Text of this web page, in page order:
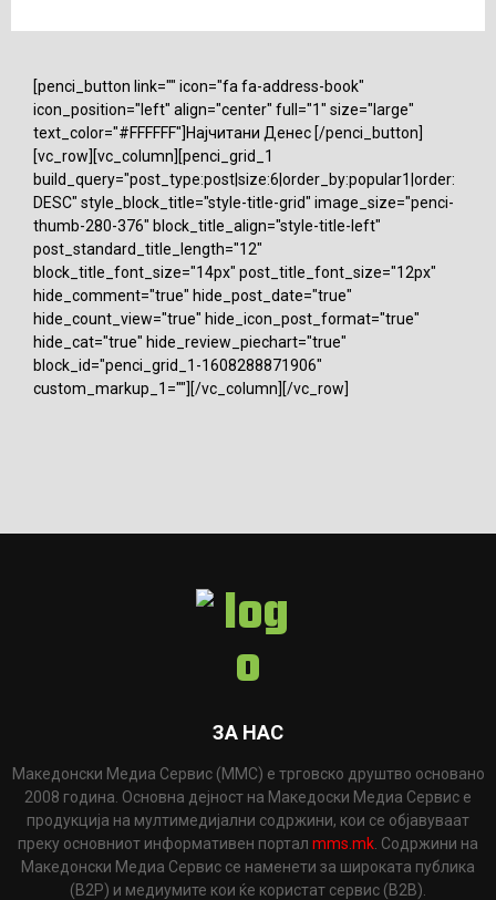
[penci_button link="" icon="fa fa-address-book"
icon_position="left" align="center" full="1" size="large"
text_color="#FFFFFF"]Најчитани Денес [/penci_button]
[vc_row][vc_column][penci_grid_1
build_query="post_type:post|size:6|order_by:popular1|order:
DESC" style_block_title="style-title-grid" image_size="penci-
thumb-280-376" block_title_align="style-title-left"
post_standard_title_length="12"
block_title_font_size="14px" post_title_font_size="12px"
hide_comment="true" hide_post_date="true"
hide_count_view="true" hide_icon_post_format="true"
hide_cat="true" hide_review_piechart="true"
block_id="penci_grid_1-1608288871906"
custom_markup_1=""][/vc_column][/vc_row]
ЗА НАС
Македонски Медиа Сервис (ММС) е трговско друштво основано
2008 година. Основна дејност на Македоски Медиа Сервис е
продукција на мултимедијални содржини, кои се објавуваат
преку основниот информативен портал mms.mk . Содржини на
Македонски Медиа Сервис се наменети за широката публика
(B2P) и медиумите кои ќе користат сервис (B2B).